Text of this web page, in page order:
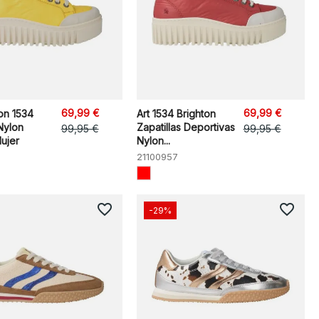
1534
69,99 €
99,95 €
Art 1534 Brighton
Zapatillas Deportivas
Nylon...
21100957
69,99 €
99,95 €
favorite_border -29% favorite_border